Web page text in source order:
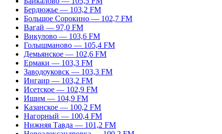
Бердюжье — 103,2 FM
Большое Сорокино — 102,7 FM
Вагай — 97,0 FM
Викулово — 103,6 FM
Голышманово — 105,4 FM
Демьянское — 102,6 FM
Ермаки — 103,3 FM
Заводоуковск — 103,3 FM
Ингаир — 103,2 FM
Исетское — 102,9 FM
Ишим — 104,9 FM
Казанское — 100,2 FM
Нагорный — 100,4 FM
Нижняя Тавда — 101,2 FM